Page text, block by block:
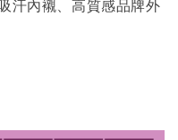
汗內襯、高質感品牌外